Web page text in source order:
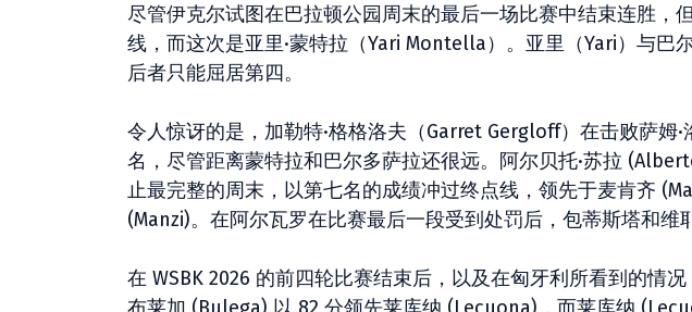
尽管伊克尔试图在巴拉顿公园周末的最后一场比赛中结束连胜，
线，而这次是亚里·蒙特拉（Yari Montella）。亚里（Yari）与巴
后者只能屈居第四。
令人惊讶的是，加勒特·格格洛夫（Garret Gergloff）在击败萨姆
名，尽管距离蒙特拉和巴尔多萨拉还很远。阿尔贝托·苏拉
止最完整的周末，以第七名的成绩冲过终点线，领先于麦肯齐
(Manzi)。在阿尔瓦罗在比赛最后一段受到处罚后，包蒂斯塔和维
在 WSBK 2026 的前四轮比赛结束后，以及在匈牙利所看到的情